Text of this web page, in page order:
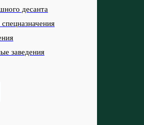
десанта
заведения